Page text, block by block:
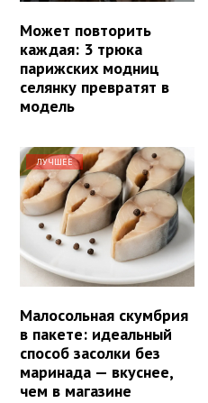
Может повторить
каждая: 3 трюка
парижских модниц
селянку превратят в
модель
ЛУЧШЕЕ
Малосольная скумбрия
в пакете: идеальный
способ засолки без
маринада — вкуснее,
чем в магазине